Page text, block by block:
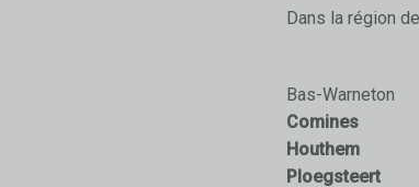
Dans la région
Bas-Warneton
Comines
Houthem
Ploegsteert